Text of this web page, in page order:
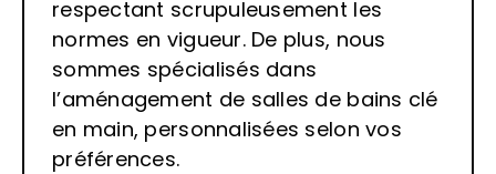
respectant scrupuleusement les
normes en vigueur. De plus, nous
sommes spécialisés dans
l’aménagement de salles de bains clé
en main, personnalisées selon vos
préférences.